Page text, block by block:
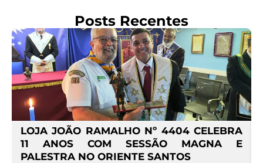
Posts Recentes
LOJA JOÃO RAMALHO Nº 4404 CELEBRA
11 ANOS COM SESSÃO MAGNA E
PALESTRA NO ORIENTE SANTOS